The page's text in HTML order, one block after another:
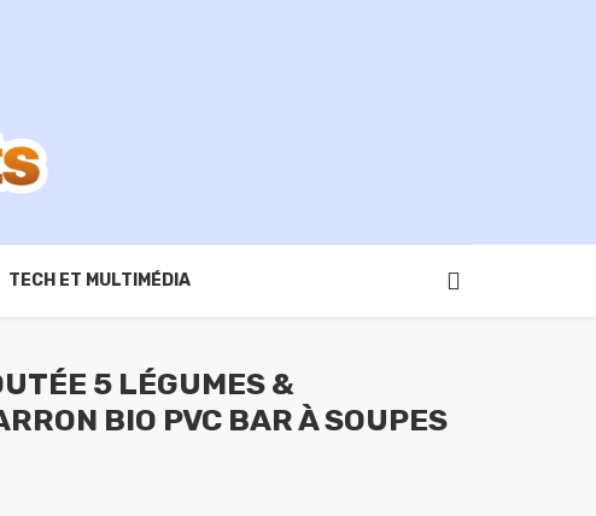
TECH ET MULTIMÉDIA
5 LÉGUMES &
BIO PVC BAR À SOUPES